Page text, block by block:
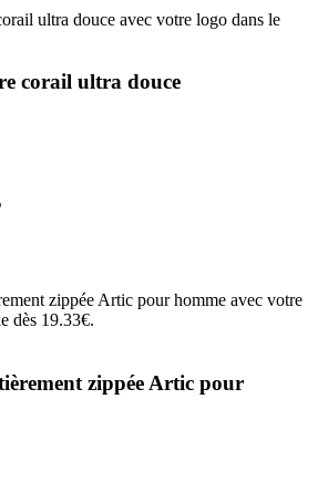
corail ultra douce
zippée Artic pour